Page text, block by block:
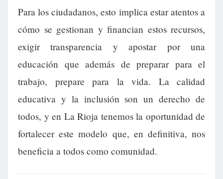
Para los ciudadanos, esto implica estar atentos a
cómo se gestionan y financian estos recursos,
exigir transparencia y apostar por una
educación que además de preparar para el
trabajo, prepare para la vida. La calidad
educativa y la inclusión son un derecho de
todos, y en La Rioja tenemos la oportunidad de
fortalecer este modelo que, en definitiva, nos
beneficia a todos como comunidad.